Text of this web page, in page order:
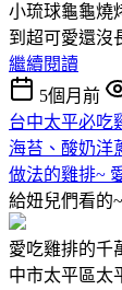
小琉球龜龜燒
到超可愛還沒
繼續閱讀
5個月前
台中太平必吃
海苔、酸奶洋
做法的雞排~
給妞兒們看的~
愛吃雞排的千
中市太平區太